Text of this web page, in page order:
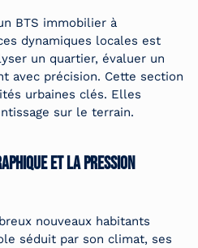
BTS immobilier à
dynamiques locales est
un quartier, évaluer un
avec précision. Cette section
urbaines clés. Elles
sur le terrain.
et la pression
nouveaux habitants
séduit par son climat, ses